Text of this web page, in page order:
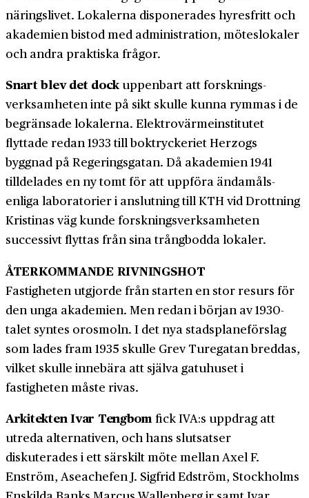
näringslivet. Lokalerna disponerades hyres­fritt och
akademien bistod med administration, mötes­lokaler
och andra praktiska frågor.
Snart blev det dockuppenbart att forsknings­
verksamheten inte på sikt skulle kunna rymmas i de
begränsade lokalerna. Elektro­värme­­institutet
flyttade redan 1933 till bok­­tryckeriet Herzogs
byggnad på Regeringsgatan. Då akademien 1941
tilldelades en ny tomt för att uppföra ändamåls­­
enliga laboratorier i anslutning till KTH vid Drottning
Kristinas väg kunde forskningsverksamheten
successivt flyttas från sina trångbodda lokaler.
ÅTERKOMMANDE RIVNINGSHOT
Fastigheten utgjorde från starten en stor resurs för
den unga akademien. Men redan i början av 1930-
talet syntes orosmoln. I det nya stadsplaneförslag
som lades fram 1935 skulle Grev Turegatan breddas,
vilket skulle innebära att själva gatuhuset i
fastigheten måste rivas.
Arkitekten Ivar Tengbomfick IVA:s uppdrag att
utreda alternativen, och hans slutsatser
diskuterades i ett särskilt möte mellan Axel F.
Enström, Aseachefen J. Sigfrid Edström, Stockholms